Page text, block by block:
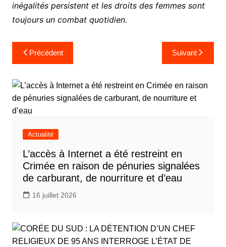
inégalités persistent et les droits des femmes sont
toujours un combat quotidien.
Navigation
de
l’article
Précédent Suivant
Actualité
L’accès à Internet a été restreint en
Crimée en raison de pénuries signalées
de carburant, de nourriture et d’eau
16 juillet 2026